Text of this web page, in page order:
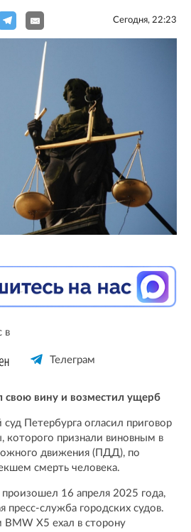
Сегодня, 22:23
в
Телеграм
свою вину и возместил ущерб
Петербурга огласил приговор
признали виновным в
движения (ПДД), по
смерть человека.
16 апреля 2025 года,
пресс-служба городских судов.
X5 ехал в сторону